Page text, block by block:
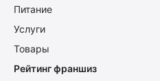
Питание
Услуги
Товары
Рейтинг франшиз